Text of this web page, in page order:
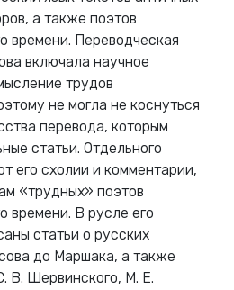
а также поэтов
времени. Переводческая
включала научное
трудов
не могла не коснуться
перевода, которым
статьи. Отдельного
его схолии и комментарии,
«трудных» поэтов
времени. В русле его
статьи о русских
до Маршака, а также
В. Шервинского, М. Е.